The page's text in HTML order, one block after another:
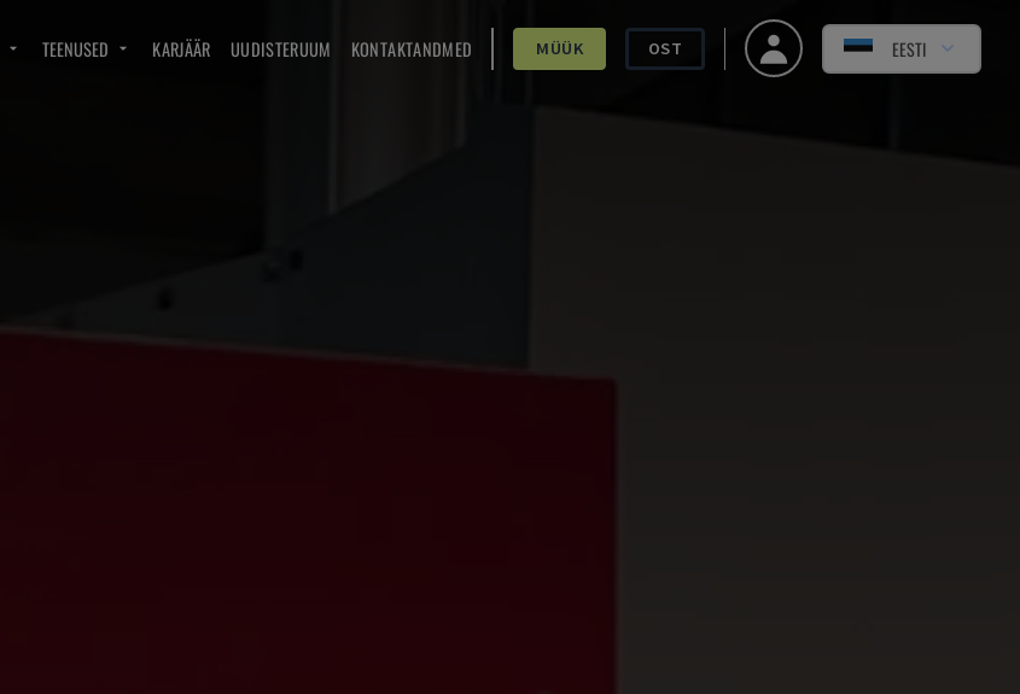
TEENUSED KARJÄÄR UUDISTERUUM KONTAKTANDMED MÜÜK OST EESTI